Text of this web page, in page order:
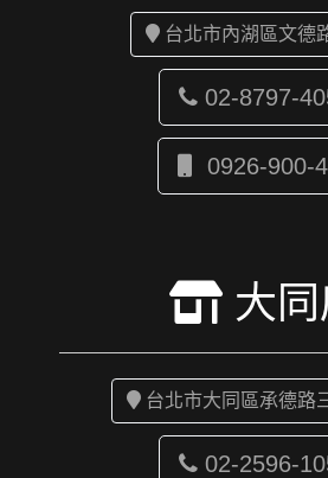
台北市內湖區文德
02-8797-
0926-900-
大同
台北市大同區承德路
02-2596-